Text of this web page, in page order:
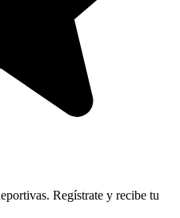
Regístrate y recibe tu